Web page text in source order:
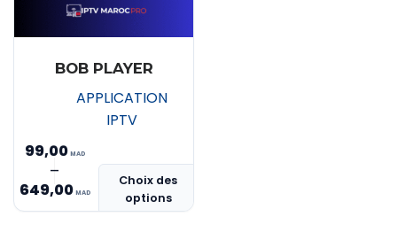
BOB PLAYER
APPLICATION
IPTV
99,00
–
649,00
Plage
de
Choix des
options
produit
a